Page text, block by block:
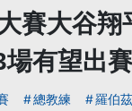
賽大谷翔
有望出賽
總教練 羅伯茲